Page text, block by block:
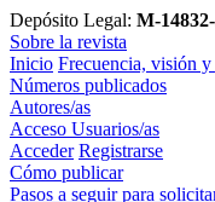
Depósito Legal: M-
Sobre la revista
Inicio Frecuencia, visión y
Números publicados
Autores/as
Acceso Usuarios/as
Acceder Registrarse
Cómo publicar
Pasos a seguir para